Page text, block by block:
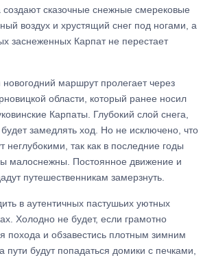
сказочные снежные смерековые
воздух и хрустящий снег под ногами, а
заснеженных Карпат не перестает
маршрут пролегает через
области, который ранее носил
Карпаты. Глубокий слой снега,
замедлять ход. Но не исключено, что
неглубокими, так как в последние годы
малоснежны. Постоянное движение и
путешественникам замерзнуть.
в аутентичных пастушьих уютных
Холодно не будет, если грамотно
похода и обзавестись плотным зимним
будут попадаться домики с печками,